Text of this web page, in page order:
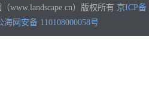
www.landscape.cn）版权所有 京ICP备
海网安备 110108000058号